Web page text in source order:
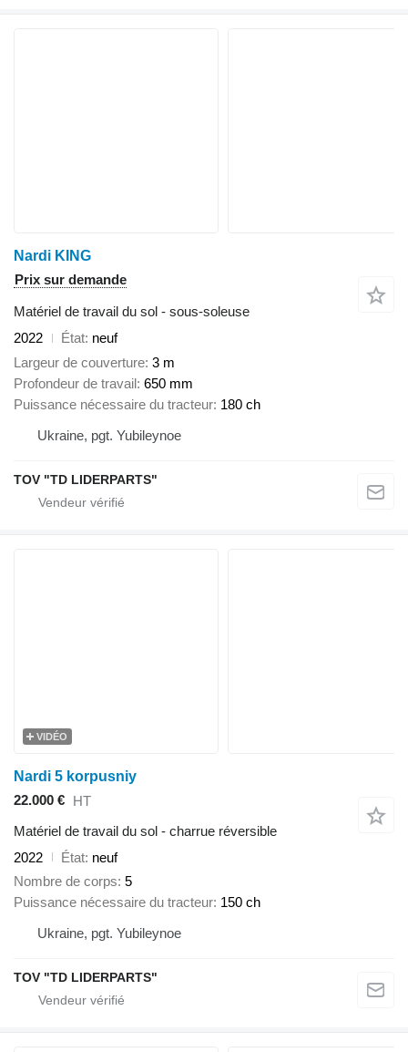
Nardi KING
Prix sur demande
Matériel de travail du sol - sous-soleuse
2022
État neuf
Largeur de couverture 3 m
Profondeur de travail 650 mm
Puissance nécessaire du tracteur 180 ch
Ukraine, pgt. Yubileynoe
TOV "TD LIDERPARTS"
VIDÉO
Nardi 5 korpusniy
22.000 € HT
Matériel de travail du sol - charrue réversible
2022
État neuf
Nombre de corps 5
Puissance nécessaire du tracteur 150 ch
Ukraine, pgt. Yubileynoe
TOV "TD LIDERPARTS"